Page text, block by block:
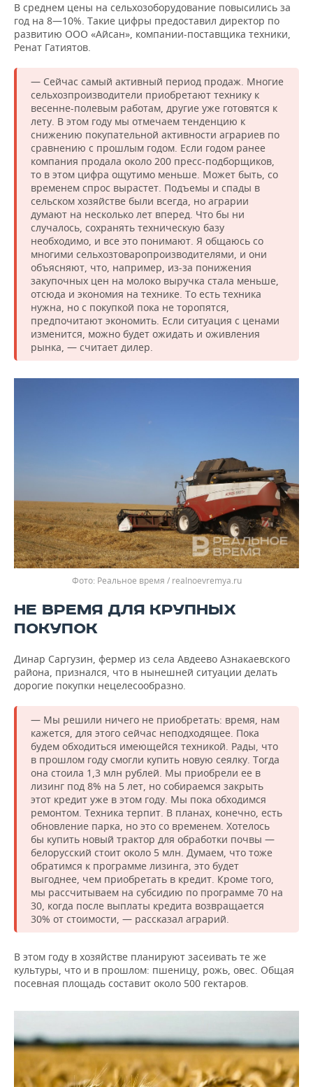
В среднем цены на сельхозоборудование повысились за
год на 8—10%. Такие цифры предоставил директор по
развитию ООО «Айсан», компании-поставщика техники,
Ренат Гатиятов.
— Сейчас самый активный период продаж. Многие
сельхозпроизводители приобретают технику к
весенне-полевым работам, другие уже готовятся к
лету. В этом году мы отмечаем тенденцию к
снижению покупательной активности аграриев по
сравнению с прошлым годом. Если годом ранее
компания продала около 200 пресс-подборщиков,
то в этом цифра ощутимо меньше. Может быть, со
временем спрос вырастет. Подъемы и спады в
сельском хозяйстве были всегда, но аграрии
думают на несколько лет вперед. Что бы ни
случалось, сохранять техническую базу
необходимо, и все это понимают. Я общаюсь со
многими сельхозтоваропроизводителями, и они
объясняют, что, например, из-за понижения
закупочных цен на молоко выручка стала меньше,
отсюда и экономия на технике. То есть техника
нужна, но с покупкой пока не торопятся,
предпочитают экономить. Если ситуация с ценами
изменится, можно будет ожидать и оживления
рынка, — считает дилер.
Реальное время / realnoevremya.ru
НЕ ВРЕМЯ ДЛЯ КРУПНЫХ
ПОКУПОК
Динар Саргузин, фермер из села Авдеево Азнакаевского
района, признался, что в нынешней ситуации делать
дорогие покупки нецелесообразно.
— Мы решили ничего не приобретать: время, нам
кажется, для этого сейчас неподходящее. Пока
будем обходиться имеющейся техникой. Рады, что
в прошлом году смогли купить новую сеялку. Тогда
она стоила 1,3 млн рублей. Мы приобрели ее в
лизинг под 8% на 5 лет, но собираемся закрыть
этот кредит уже в этом году. Мы пока обходимся
ремонтом. Техника терпит. В планах, конечно, есть
обновление парка, но это со временем. Хотелось
бы купить новый трактор для обработки почвы —
белорусский стоит около 5 млн. Думаем, что тоже
обратимся к программе лизинга, это будет
выгоднее, чем приобретать в кредит. Кроме того,
мы рассчитываем на субсидию по программе 70 на
30, когда после выплаты кредита возвращается
30% от стоимости, — рассказал аграрий.
В этом году в хозяйстве планируют засеивать те же
культуры, что и в прошлом: пшеницу, рожь, овес. Общая
посевная площадь составит около 500 гектаров.